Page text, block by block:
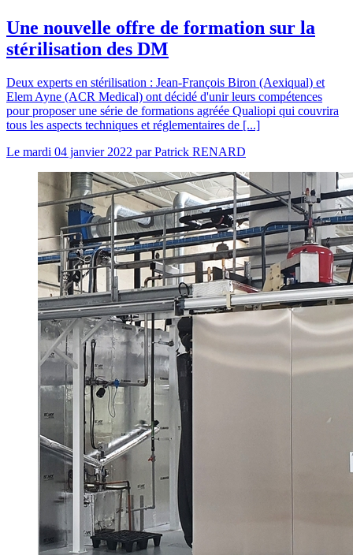
Une nouvelle offre de formation sur la
stérilisation des DM
Deux experts en stérilisation : Jean-François Biron (Aexiqual) et
Elem Ayne (ACR Medical) ont décidé d'unir leurs compétences
pour proposer une série de formations agréée Qualiopi qui couvrira
tous les aspects techniques et réglementaires de [...]
Le mardi 04 janvier 2022 parPatrick RENARD